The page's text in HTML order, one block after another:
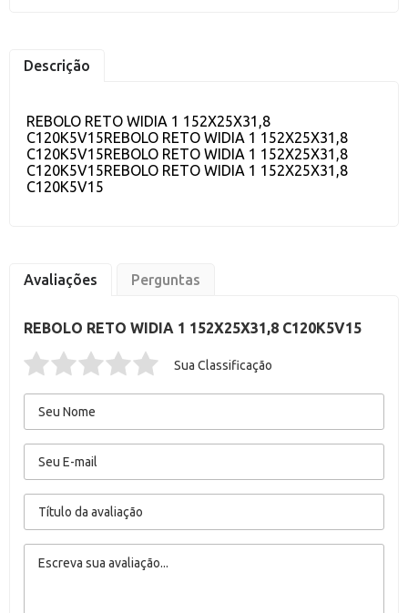
Descrição
REBOLO RETO WIDIA 1 152X25X31,8
C120K5V15REBOLO RETO WIDIA 1 152X25X31,8
C120K5V15REBOLO RETO WIDIA 1 152X25X31,8
C120K5V15REBOLO RETO WIDIA 1 152X25X31,8
C120K5V15
Avaliações Perguntas
REBOLO RETO WIDIA 1 152X25X31,8 C120K5V15
Sua Classificação